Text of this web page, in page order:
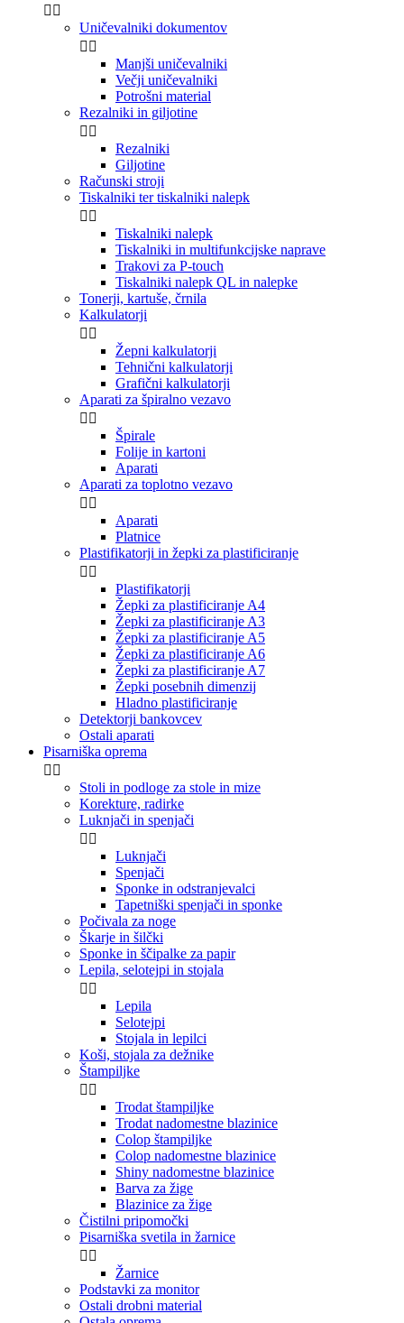
 
Uničevalniki dokumentov
 
Manjši uničevalniki
Večji uničevalniki
Potrošni material
Rezalniki in giljotine
 
Rezalniki
Giljotine
Računski stroji
Tiskalniki ter tiskalniki nalepk
 
Tiskalniki nalepk
Tiskalniki in multifunkcijske naprave
Trakovi za P-touch
Tiskalniki nalepk QL in nalepke
Tonerji, kartuše, črnila
Kalkulatorji
 
Žepni kalkulatorji
Tehnični kalkulatorji
Grafični kalkulatorji
Aparati za špiralno vezavo
 
Špirale
Folije in kartoni
Aparati
Aparati za toplotno vezavo
 
Aparati
Platnice
Plastifikatorji in žepki za plastificiranje
 
Plastifikatorji
Žepki za plastificiranje A4
Žepki za plastificiranje A3
Žepki za plastificiranje A5
Žepki za plastificiranje A6
Žepki za plastificiranje A7
Žepki posebnih dimenzij
Hladno plastificiranje
Detektorji bankovcev
Ostali aparati
Pisarniška oprema
 
Stoli in podloge za stole in mize
Korekture, radirke
Luknjači in spenjači
 
Luknjači
Spenjači
Sponke in odstranjevalci
Tapetniški spenjači in sponke
Počivala za noge
Škarje in šilčki
Sponke in ščipalke za papir
Lepila, selotejpi in stojala
 
Lepila
Selotejpi
Stojala in lepilci
Koši, stojala za dežnike
Štampiljke
 
Trodat štampiljke
Trodat nadomestne blazinice
Colop štampiljke
Colop nadomestne blazinice
Shiny nadomestne blazinice
Barva za žige
Blazinice za žige
Čistilni pripomočki
Pisarniška svetila in žarnice
 
Žarnice
Podstavki za monitor
Ostali drobni material